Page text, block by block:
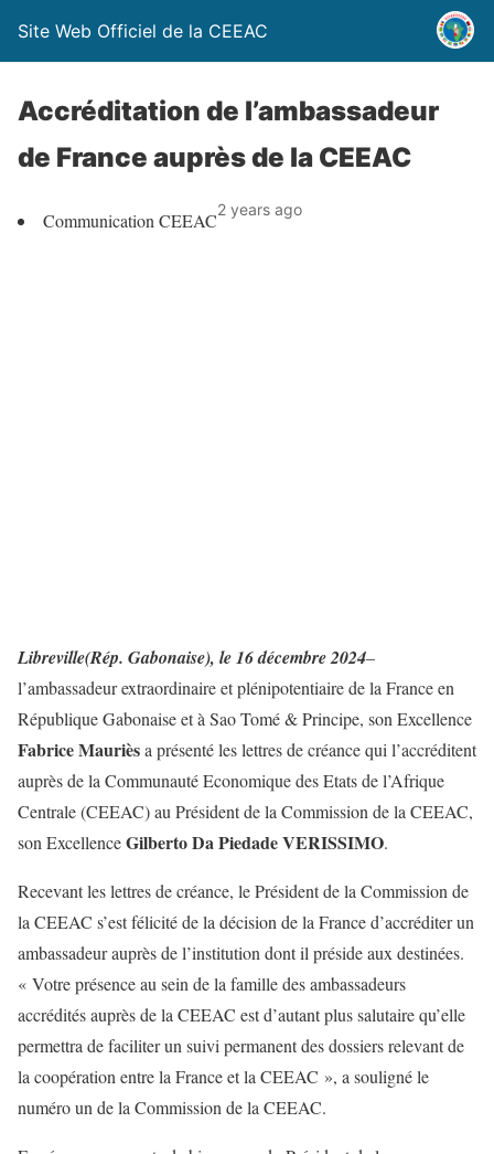
Site Web Officiel de la CEEAC
Accréditation de l’ambassadeur
de France auprès de la CEEAC
Communication CEEAC2 years ago
Libreville(Rép. Gabonaise), le 16 décembre 2024–
l’ambassadeur extraordinaire et plénipotentiaire de la France en
République Gabonaise et à Sao Tomé & Principe, son Excellence
Fabrice Maurièsa présenté les lettres de créance qui l’accréditent
auprès de la Communauté Economique des Etats de l’Afrique
Centrale (CEEAC) au Président de la Commission de la CEEAC,
son ExcellenceGilberto Da Piedade VERISSIMO.
Recevant les lettres de créance, le Président de la Commission de
la CEEAC s’est félicité de la décision de la France d’accréditer un
ambassadeur auprès de l’institution dont il préside aux destinées.
« Votre présence au sein de la famille des ambassadeurs
accrédités auprès de la CEEAC est d’autant plus salutaire qu’elle
permettra de faciliter un suivi permanent des dossiers relevant de
la coopération entre la France et la CEEAC », a souligné le
numéro un de la Commission de la CEEAC.